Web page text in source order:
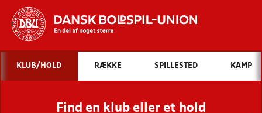
Hvad vil du søge efter?
INDHOLD OG NYHEDER
STILLINGER, RESULTATER, KLUBBER OG
KLUB/HOLD RÆKKE SPILLESTED KAMP
Find en klub eller et hold